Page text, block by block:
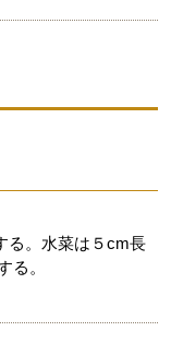
る。水菜は５cm長
る。